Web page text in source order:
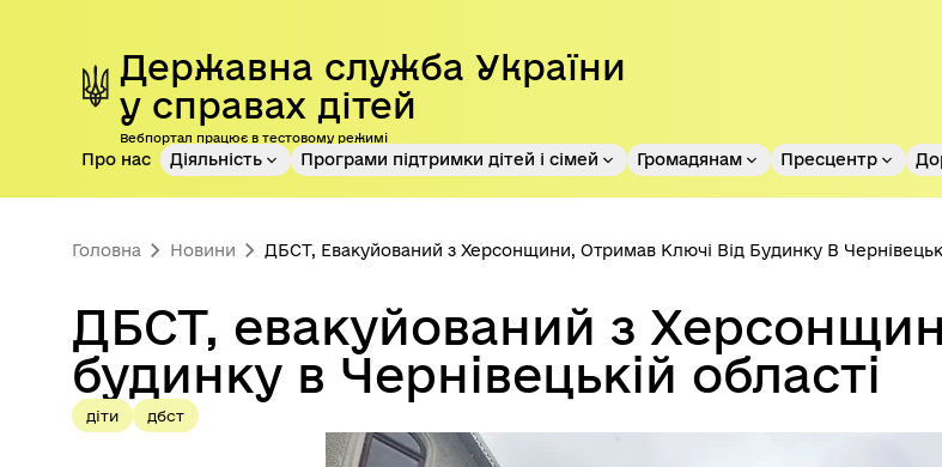
Державна служба України
у справах дітей
Вебпортал працює в тестовому режимі
Про нас Діяльність Програми підтримки дітей і сімей Громадянам Пресцентр
Головна Новини ДБСТ, Евакуйований з Херсонщини, Отримав Ключі Від Будинку В
ДБСТ, евакуйований з
будинку в Чернівецькій області
діти дбст